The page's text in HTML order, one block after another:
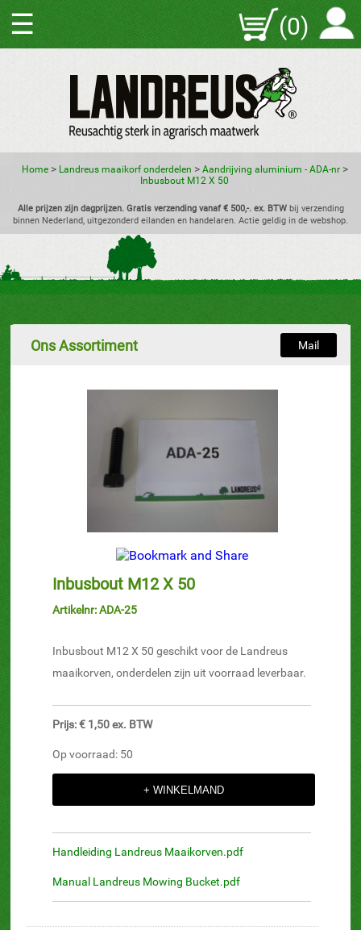
☰ (0)
Home> Landreus maaikorf onderdelen > Aandrijving aluminium - ADA-nr>
Inbusbout M12 X 50
Alle prijzen zijn dagprijzen. Gratis verzending vanaf € 500,-. ex. BTWbij verzending
binnen Nederland, uitgezonderd eilanden en handelaren. Actie geldig in de webshop.
Ons Assortiment Mail
Inbusbout M12 X 50
Artikelnr: ADA-25
Inbusbout M12 X 50 geschikt voor de Landreus
maaikorven, onderdelen zijn uit voorraad leverbaar.
Prijs: € 1,50 ex. BTW
Op voorraad: 50
Handleiding Landreus Maaikorven.pdf
Manual Landreus Mowing Bucket.pdf